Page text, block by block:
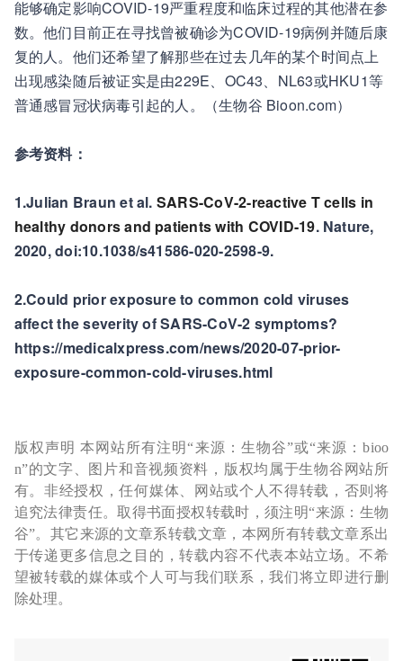
能够确定影响COVID-19严重程度和临床过程的其他潜在参
数。他们目前正在寻找曾被确诊为COVID-19病例并随后康
复的人。他们还希望了解那些在过去几年的某个时间点上
出现感染随后被证实是由229E、OC43、NL63或HKU1等
普通感冒冠状病毒引起的人。（生物谷 Bioon.com）
参考资料：
1.Julian Braun et al. SARS-CoV-2-reactive T cells in
healthy donors and patients with COVID-19. Nature,
2020, doi:10.1038/s41586-020-2598-9.
2.Could prior exposure to common cold viruses
affect the severity of SARS-CoV-2 symptoms?
https://medicalxpress.com/news/2020-07-prior-
exposure-common-cold-viruses.html
版权声明 本网站所有注明“来源：生物谷”或“来源：bioo
n”的文字、图片和音视频资料，版权均属于生物谷网站所
有。非经授权，任何媒体、网站或个人不得转载，否则将
追究法律责任。取得书面授权转载时，须注明“来源：生物
谷”。其它来源的文章系转载文章，本网所有转载文章系出
于传递更多信息之目的，转载内容不代表本站立场。不希
望被转载的媒体或个人可与我们联系，我们将立即进行删
除处理。